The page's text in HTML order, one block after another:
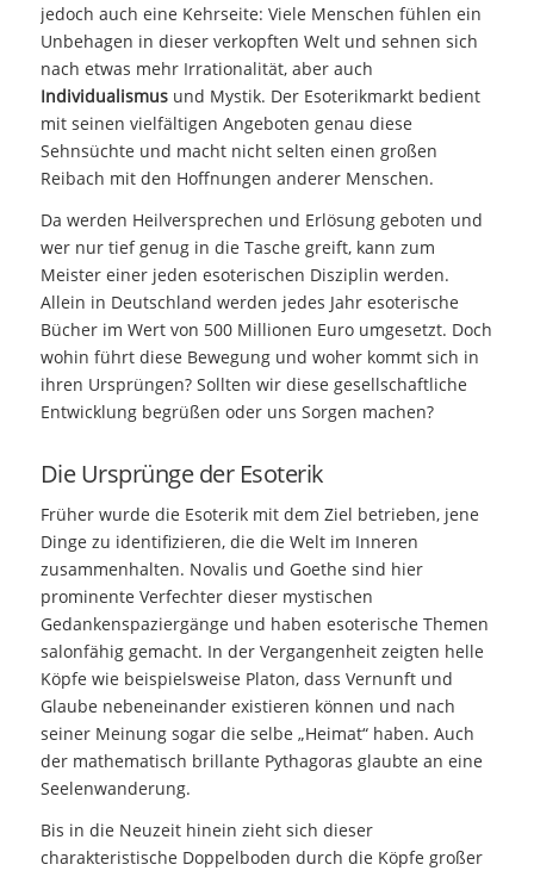
jedoch auch eine Kehrseite: Viele Menschen fühlen ein
Unbehagen in dieser verkopften Welt und sehnen sich
nach etwas mehr Irrationalität, aber auch
Individualismusund Mystik. Der Esoterikmarkt bedient
mit seinen vielfältigen Angeboten genau diese
Sehnsüchte und macht nicht selten einen großen
Reibach mit den Hoffnungen anderer Menschen.
Da werden Heilversprechen und Erlösung geboten und
wer nur tief genug in die Tasche greift, kann zum
Meister einer jeden esoterischen Disziplin werden.
Allein in Deutschland werden jedes Jahr esoterische
Bücher im Wert von 500 Millionen Euro umgesetzt. Doch
wohin führt diese Bewegung und woher kommt sich in
ihren Ursprüngen? Sollten wir diese gesellschaftliche
Entwicklung begrüßen oder uns Sorgen machen?
Die Ursprünge der Esoterik
Früher wurde die Esoterik mit dem Ziel betrieben, jene
Dinge zu identifizieren, die die Welt im Inneren
zusammenhalten. Novalis und Goethe sind hier
prominente Verfechter dieser mystischen
Gedankenspaziergänge und haben esoterische Themen
salonfähig gemacht. In der Vergangenheit zeigten helle
Köpfe wie beispielsweise Platon, dass Vernunft und
Glaube nebeneinander existieren können und nach
seiner Meinung sogar die selbe „Heimat“ haben. Auch
der mathematisch brillante Pythagoras glaubte an eine
Seelenwanderung.
Bis in die Neuzeit hinein zieht sich dieser
charakteristische Doppelboden durch die Köpfe großer